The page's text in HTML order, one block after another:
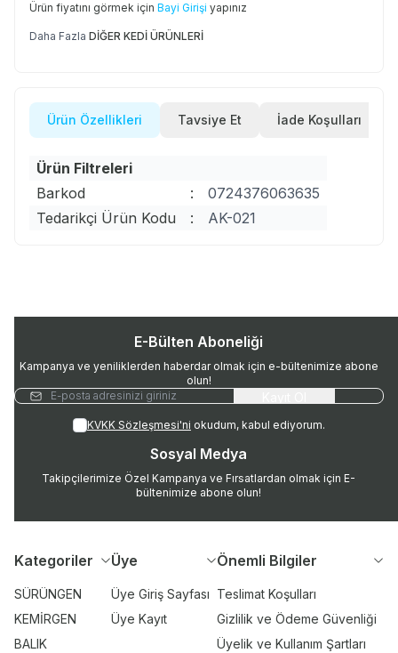
Ürün fiyatını görmek için Bayi Girişi yapınız
Daha Fazla DİĞER KEDİ ÜRÜNLERİ
Ürün Özellikleri Tavsiye Et İade Koşulları
Ürün Filtreleri
Barkod
:
0724376063635
Tedarikçi Ürün Kodu
: AK-021
E-Bülten Aboneliği
Kampanya ve yeniliklerden haberdar olmak için e-bültenimize abone
olun!
KVKK Sözleşmesi'ni okudum, kabul ediyorum.
Sosyal Medya
Takipçilerimize Özel Kampanya ve Fırsatlardan olmak için E-
bültenimize abone olun!
Kategoriler
SÜRÜNGEN
KEMİRGEN
BALIK
Üye
Üye Giriş Sayfası
Üye Kayıt
Önemli Bilgiler
Teslimat Koşulları
Gizlilik ve Ödeme Güvenliği
Üyelik ve Kullanım Şartları